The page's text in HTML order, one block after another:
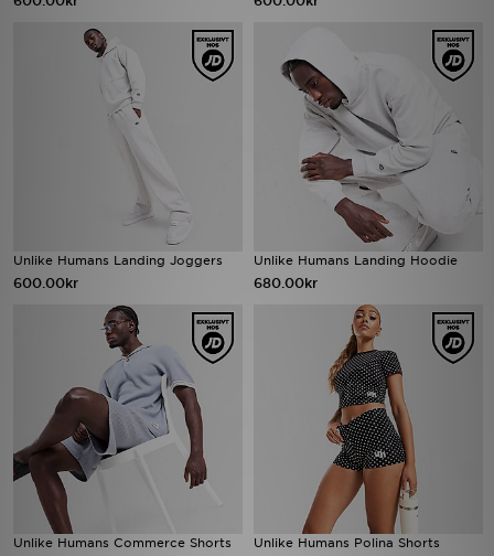
Unlike Humans Landing Joggers
600.00kr
Unlike Humans Landing Hoodie
680.00kr
Unlike Humans Commerce Shorts Unlike Humans Polina Shorts